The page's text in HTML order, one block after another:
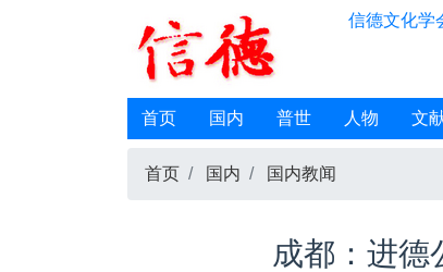
信德文化学
首页 国内 普世 人物 文
首页 国内 国内教闻
成都：进德